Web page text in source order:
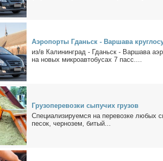
Аэро­пор­ты Гданьск - Вар­ша­ва
из/в Ка­ли­нин­град - Гданьск - Вар­ша­ва
на но­вых мик­ро­ав­то­бу­сах 7 пасс....
Гру­зо­пе­ре­воз­ки сы­пу­чих гру­зов
Спе­ци­а­ли­зи­ру­ем­ся на пе­ре­воз­ке лю­бых
пе­сок, чер­но­зем, би­тый...